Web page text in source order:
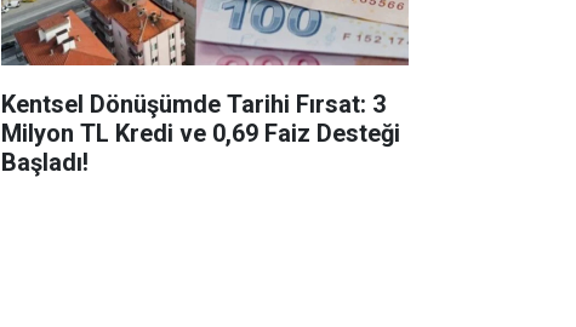
Kentsel Dönüşümde Tarihi Fırsat: 3
Milyon TL Kredi ve 0,69 Faiz Desteği
Başladı!